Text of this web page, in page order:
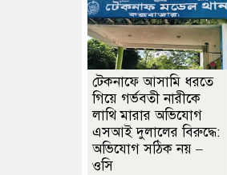
টেকনাফে আসামি ধরতে
গিয়ে গর্ভবতী নারীকে
লাথি মারার অভিযোগ
এসআই দুলালের বিরুদ্ধে:
অভিযোগ সঠিক নয় –
ওসি